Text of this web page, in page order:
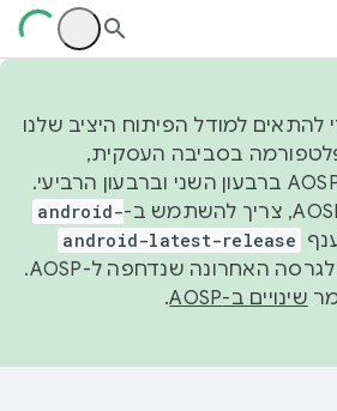
2026, כדי להתאים למודל הפיתוח היציב שלנו
בסביבה העסקית,
נפרסם קוד מקור ב-AOSP ברבעון השני וברבעון הרביעי.
android-
android-latest-release
manifest תמיד יפנה לגרסה האחרונה שנדחפה ל-AOSP.
שינויים ב-AOSP .